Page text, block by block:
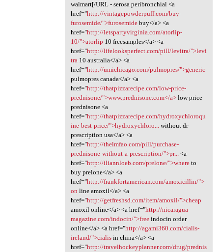
walmart[/URL - serosa peribronchial <a
href="http://vintagepowderpuff.com/buy-
furosemide/">furosemidebuy</a> <a
href="http://letspartyvirginia.com/atorlip-
10/">atorlip 10 freesamples</a> <a
href="http://lifelooksperfect.com/pill/levitra/">levi
tra10 australia</a> <a
href="http://umichicago.com/pulmopres/">generic
pulmopres canada</a> <a
href="http://thatpizzarecipe.com/low-price-
prednisone/">www.prednisone.com</a>low price
prednisone <a
href="http://thatpizzarecipe.com/hydroxychloroqu
ine-best-price/">hydroxychloro...without dr
prescription usa</a> <a
href="http://thelmfao.com/pill/purchase-
prednisone-without-a-prescription/">pr...<a
href="http://iliannloeb.com/prelone/">whereto
buy prelone</a> <a
href="http://frankfortamerican.com/amoxicillin/">
on line amoxil</a> <a
href="http://getfreshsd.com/item/amoxil/">cheap
amoxil online</a> <a href="http://nicaragua-
magazine.com/indocin/">freeindocin order
online</a> <a href="http://agami360.com/cialis-
ireland/">cialisin china</a> <a
href="http://travelhockeyplanner.com/drug/prednis